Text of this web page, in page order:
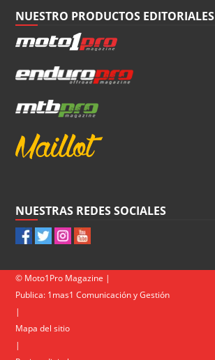
NUESTRO PRODUCTOS EDITORIALES
NUESTRAS REDES SOCIALES
© Moto1Pro Magazine |
Publica: 1mas1 Comunicación y Gestión
|
Mapa del sitio
|